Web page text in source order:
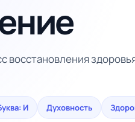
восстановления
И Духовность